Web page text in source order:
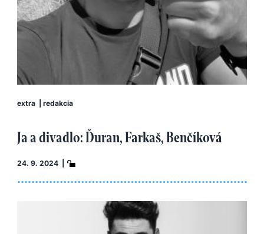
extra redakcia
Ja a divadlo: Ďuran, Farkaš, Benčíková
24. 9. 2024 |